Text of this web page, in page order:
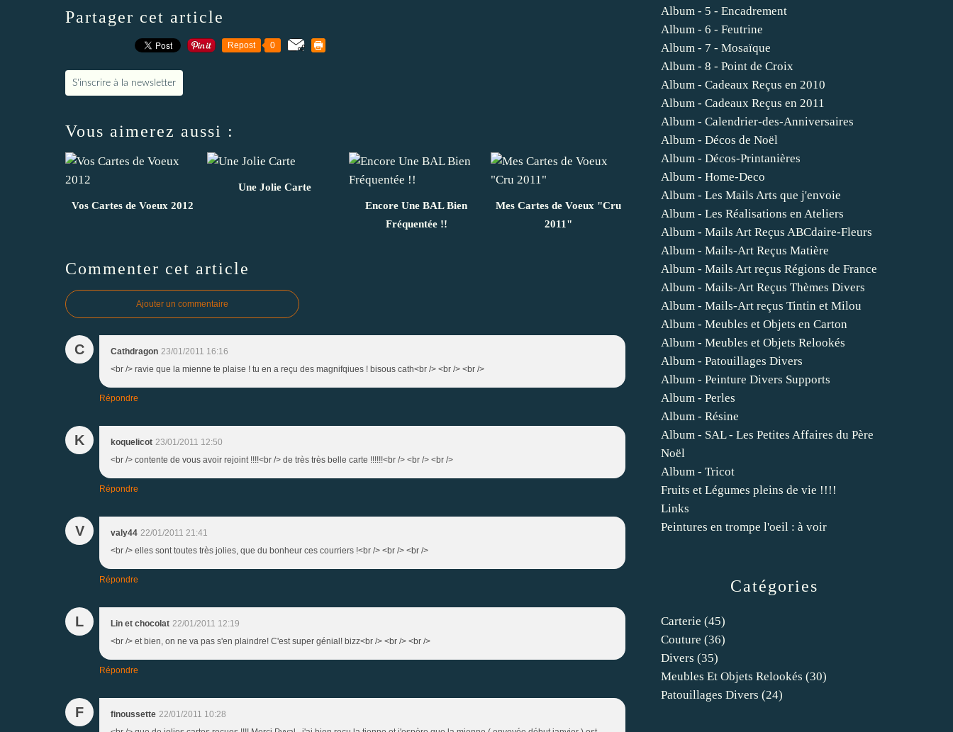
Partager cet article
Repost 0
S'inscrire à la newsletter
Vous aimerez aussi :
Vos Cartes de Voeux 2012
Une Jolie Carte
Encore Une BAL Bien
Fréquentée !!
Mes Cartes de Voeux "Cru
2011"
Commenter cet article
Ajouter un commentaire
C Cathdragon 23/01/2011 16:16
<br /> ravie que la mienne te plaise ! tu en a reçu des magnifqiues ! bisous cath<br /> <br /> <br />
Répondre
K koquelicot 23/01/2011 12:50
<br /> contente de vous avoir rejoint !!!!<br /> de très très belle carte !!!!!!<br /> <br /> <br />
Répondre
V valy44 22/01/2011 21:41
<br /> elles sont toutes très jolies, que du bonheur ces courriers !<br /> <br /> <br />
Répondre
L Lin et chocolat 22/01/2011 12:19
<br /> et bien, on ne va pas s'en plaindre! C'est super génial! bizz<br /> <br /> <br />
Répondre
F finoussette 22/01/2011 10:28
Catégories
Carterie (45)
Couture (36)
Divers (35)
Meubles Et Objets Relookés (30)
Patouillages Divers (24)
Album - 5 - Encadrement
Album - 6 - Feutrine
Album - 7 - Mosaïque
Album - 8 - Point de Croix
Album - Cadeaux Reçus en 2010
Album - Cadeaux Reçus en 2011
Album - Calendrier-des-Anniversaires
Album - Décos de Noël
Album - Décos-Printanières
Album - Home-Deco
Album - Les Mails Arts que j'envoie
Album - Les Réalisations en Ateliers
Album - Mails Art Reçus ABCdaire-Fleurs
Album - Mails-Art Reçus Matière
Album - Mails Art reçus Régions de France
Album - Mails-Art Reçus Thèmes Divers
Album - Mails-Art reçus Tintin et Milou
Album - Meubles et Objets en Carton
Album - Meubles et Objets Relookés
Album - Patouillages Divers
Album - Peinture Divers Supports
Album - Perles
Album - Résine
Album - SAL - Les Petites Affaires du Père
Noël
Album - Tricot
Fruits et Légumes pleins de vie !!!!
Links
Peintures en trompe l'oeil : à voir